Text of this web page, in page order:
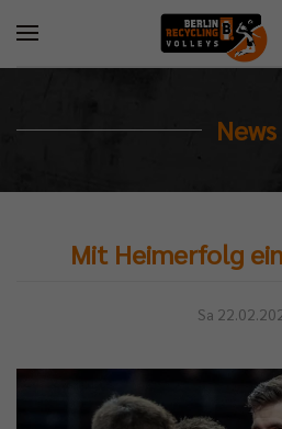
News
Mit Heimerfolg
Sa